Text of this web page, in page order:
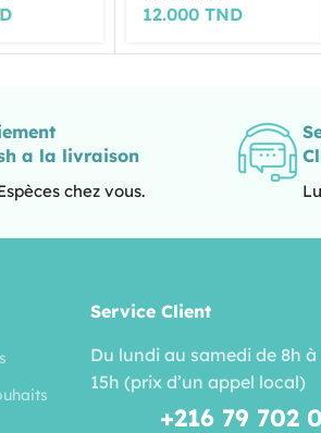
12.000TND
a la livraison
chez vous.
Service Client
Du lundi au samedi de 8h
15h (prix d’un appel local)
+216 79 702